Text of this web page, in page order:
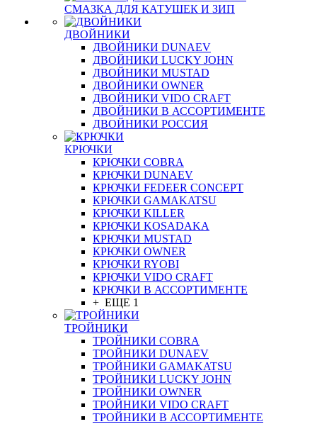
СМАЗКА ДЛЯ КАТУШЕК И ЗИП
ДВОЙНИКИ
ДВОЙНИКИ DUNAEV
ДВОЙНИКИ LUCKY JOHN
ДВОЙНИКИ MUSTAD
ДВОЙНИКИ OWNER
ДВОЙНИКИ VIDO CRAFT
ДВОЙНИКИ В АССОРТИМЕНТЕ
ДВОЙНИКИ РОССИЯ
КРЮЧКИ
КРЮЧКИ COBRA
КРЮЧКИ DUNAEV
КРЮЧКИ FEDEER CONCEPT
КРЮЧКИ GAMAKATSU
КРЮЧКИ KILLER
КРЮЧКИ KOSADAKA
КРЮЧКИ MUSTAD
КРЮЧКИ OWNER
КРЮЧКИ RYOBI
КРЮЧКИ VIDO CRAFT
КРЮЧКИ В АССОРТИМЕНТЕ
+ ЕЩЕ 1
ТРОЙНИКИ
ТРОЙНИКИ COBRA
ТРОЙНИКИ DUNAEV
ТРОЙНИКИ GAMAKATSU
ТРОЙНИКИ LUCKY JOHN
ТРОЙНИКИ OWNER
ТРОЙНИКИ VIDO CRAFT
ТРОЙНИКИ В АССОРТИМЕНТЕ